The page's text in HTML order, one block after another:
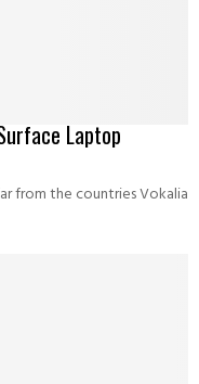
Laptop
from the countries Vokalia